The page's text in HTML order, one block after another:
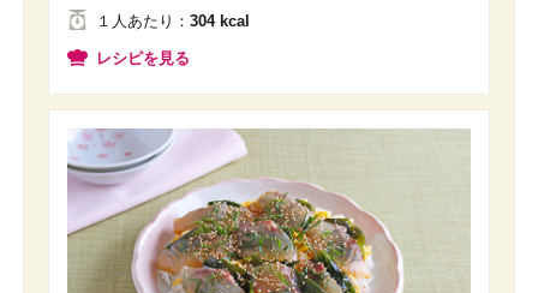
１人 あたり ： 304 kcal
レシピを見る